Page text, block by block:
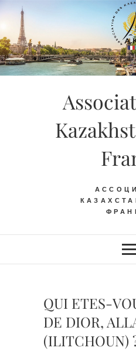
Skip
content
QUI ETES-
DE DIOR,
(ILITCHOUN)